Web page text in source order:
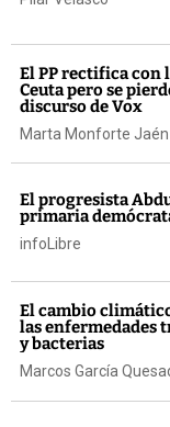
El PP rectifica con
Ceuta pero se
discurso de Vox
Marta Monforte Jaén
El progresista
primaria
infoLibre
El cambio
las enfermedades
y bacterias
Marcos García